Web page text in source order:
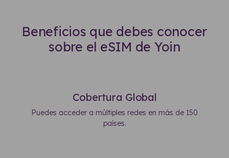
Beneficios que debes conocer
sobre el eSIM de Yoin
Cobertura Global
Puedes acceder a múltiples redes en más de 150
países.